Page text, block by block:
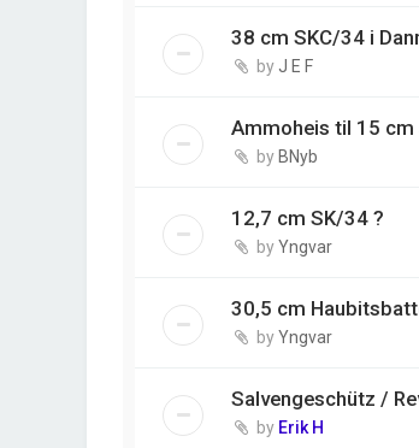
38 cm SKC/34 i
by J E F
Ammoheis til 15
by BNyb
12,7 cm SK/34 ?
byYngvar
30,5 cm
byYngvar
Salvengeschütz /
by Erik H